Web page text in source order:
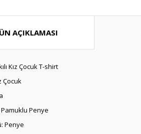
AÇIKLAMASI
Kız Çocuk T-shirt
Çocuk
Penye
Penye